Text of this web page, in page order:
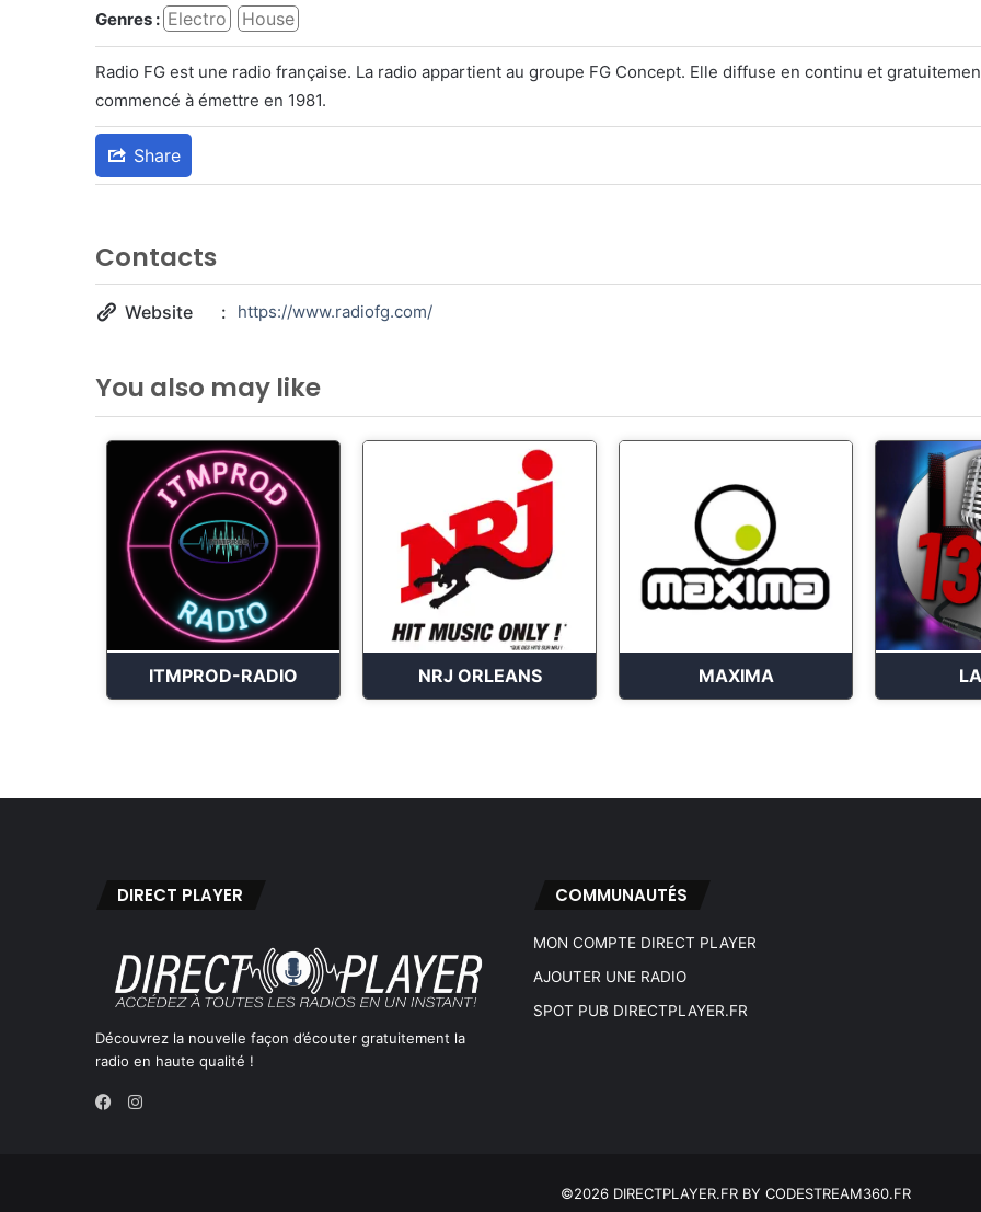
Genres : Electro House
Radio FG est une radio française. La radio appartient au groupe FG Concept. Elle diffuse en continu et
commencé à émettre en 1981.
Share
Contacts
Website https://www.radiofg.com/
You also may like
ITMPROD-RADIO NRJ ORLEANS MAXIMA
DIRECT PLAYER
Découvrez la nouvelle façon d’écouter gratuitement la
radio en haute qualité !
Instagram
COMMUNAUTÉS
MON COMPTE DIRECT PLAYER
AJOUTER UNE RADIO
SPOT PUB DIRECTPLAYER.FR
©2026 DIRECTPLAYER.FR BY CODESTREAM360.FR